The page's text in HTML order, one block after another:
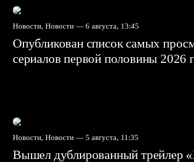
Новости, Новости — 6 августа, 13:45
Опубликован список самых
сериалов первой половины 2026
Новости, Новости — 5 августа, 11:35
Вышел дублированный трейлер